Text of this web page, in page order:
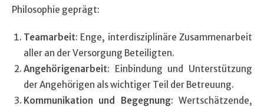
Philosophie geprägt:
Teamarbeit: Enge, interdisziplinäre Zusammenarbeit
aller an der Versorgung Beteiligten.
Angehörigenarbeit: Einbindung und Unterstützung
der Angehörigen als wichtiger Teil der Betreuung.
Kommunikation und Begegnung: Wertschätzende,